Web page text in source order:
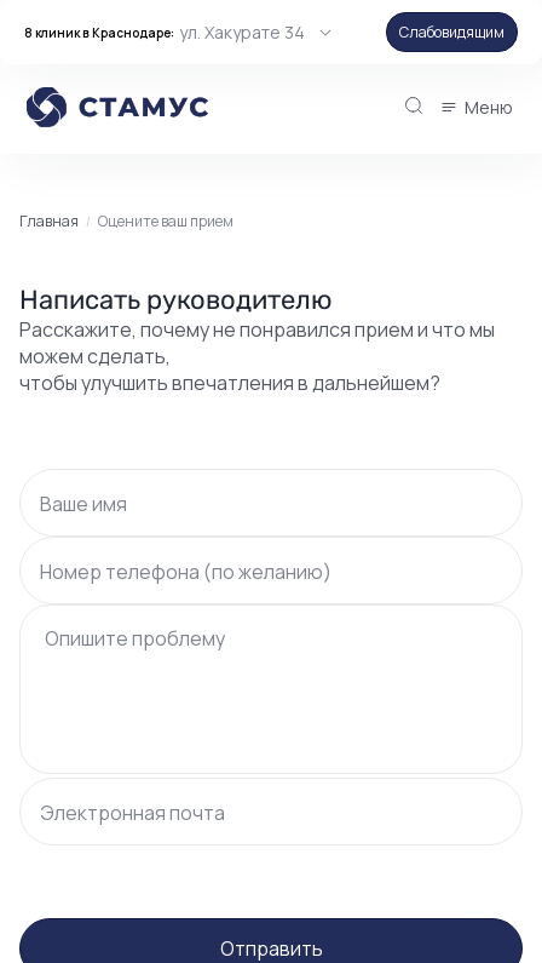
8 клиник в Краснодаре: ул. Хакурате 34 Слабовидящим
Меню
Главная Оцените ваш прием
Написать руководителю
Расскажите, почему не понравился прием и что мы
можем сделать,
чтобы улучшить впечатления в дальнейшем?
Ваше имя
Номер телефона (по желанию)
Электронная почта
Отправить